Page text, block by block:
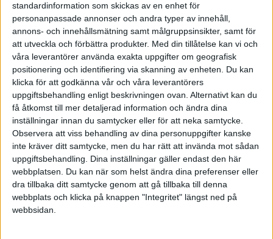
standardinformation som skickas av en enhet för
personanpassade annonser och andra typer av innehåll,
annons- och innehållsmätning samt målgruppsinsikter, samt för
att utveckla och förbättra produkter. Med din tillåtelse kan vi och
våra leverantörer använda exakta uppgifter om geografisk
positionering och identifiering via skanning av enheten. Du kan
klicka för att godkänna vår och våra leverantörers
uppgiftsbehandling enligt beskrivningen ovan. Alternativt kan du
få åtkomst till mer detaljerad information och ändra dina
inställningar innan du samtycker eller för att neka samtycke.
Observera att viss behandling av dina personuppgifter kanske
inte kräver ditt samtycke, men du har rätt att invända mot sådan
uppgiftsbehandling. Dina inställningar gäller endast den här
webbplatsen. Du kan när som helst ändra dina preferenser eller
dra tillbaka ditt samtycke genom att gå tillbaka till denna
webbplats och klicka på knappen "Integritet" längst ned på
webbsidan.
Hej,
Rent praktiskt skulle det vara så att företaget
säljer de noterade aktierna på börsen som
vanligt och sedan kan privatpersonen köpa.
Möjligen skulle din bank (eller vad du nu har din
depå etc) kunna ordna affären på annat sätt.
Tänk dock på att överföringen bör vara till
marknadsvärde (vilket en vanlig försäljning/köp
skulle bli) och att du annars skulle
förmånsbeskattas för transaktionen (det gäller
för ägare/närstående).